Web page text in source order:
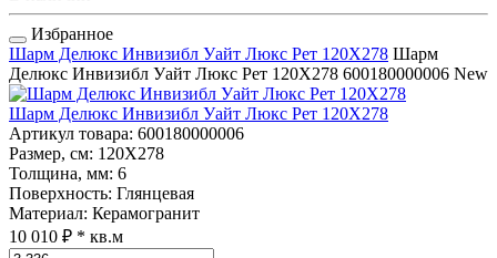
Избранное
Шарм Делюкс Инвизибл Уайт Люкс Рет 120Х278 Шарм
Делюкс Инвизибл Уайт Люкс Рет 120Х278 600180000006 New
Шарм Делюкс Инвизибл Уайт Люкс Рет 120Х278
Артикул товара: 600180000006
Размер, см: 120Х278
Толщина, мм: 6
Поверхность: Глянцевая
Материал: Керамогранит
10 010 ₽ * кв.м